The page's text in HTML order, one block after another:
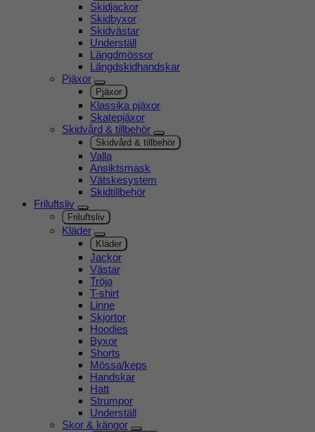
Skidjackor
Skidbyxor
Skidvästar
Underställ
Längdmössor
Längdskidhandskar
Pjäxor
Pjäxor
Klassika pjäxor
Skatepjäxor
Skidvård & tillbehör
Skidvård & tillbehör
Valla
Ansiktsmask
Vätskesystem
Skidtillbehör
Friluftsliv
Friluftsliv
Kläder
Kläder
Jackor
Västar
Tröja
T-shirt
Linne
Skjortor
Hoodies
Byxor
Shorts
Mössa/keps
Handskar
Hatt
Strumpor
Underställ
Skor & kängor